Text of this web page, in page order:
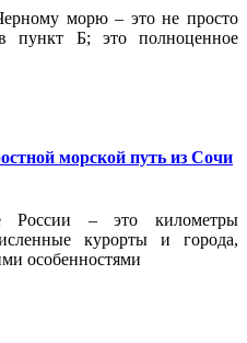
морю – это не просто
пункт Б; это полноценное
морской путь из Сочи
России – это километры
курорты и города,
особенностями